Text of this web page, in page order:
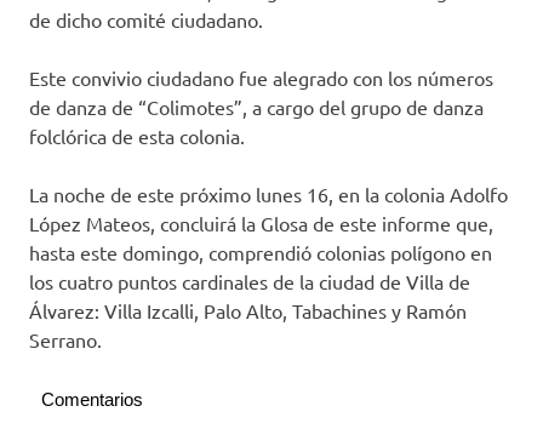
de dicho comité ciudadano.
Este convivio ciudadano fue alegrado con los números
de danza de “Colimotes”, a cargo del grupo de danza
folclórica de esta colonia.
La noche de este próximo lunes 16, en la colonia Adolfo
López Mateos, concluirá la Glosa de este informe que,
hasta este domingo, comprendió colonias polígono en
los cuatro puntos cardinales de la ciudad de Villa de
Álvarez: Villa Izcalli, Palo Alto, Tabachines y Ramón
Serrano.
Comentarios